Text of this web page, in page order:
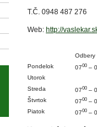
T.Č. 0948 487 276
Web: http://
Odbery
Pondelok
0700 –
Utorok
Streda
0700 –
Štvrtok
0700 –
Piatok
0700 –